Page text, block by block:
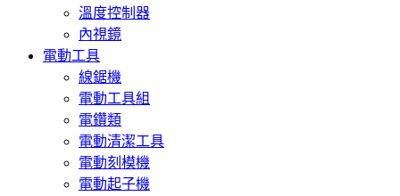
溫度控制器
內視鏡
電動工具
線鋸機
電動工具組
電鑽類
電動清潔工具
電動刻模機
電動起子機